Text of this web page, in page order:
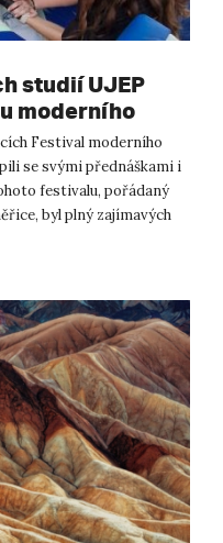
studií UJEP
moderního
Festival moderního
se svými přednáškami i
festivalu, pořádaný
byl plný zajímavých